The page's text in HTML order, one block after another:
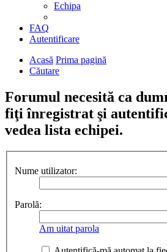
Echipa
FAQ
Autentificare
Acasă Prima pagină
Căutare
Forumul necesită ca
fiţi înregistrat şi
vedea lista echipei.
Nume utilizator:
Parolă:
Am uitat parola